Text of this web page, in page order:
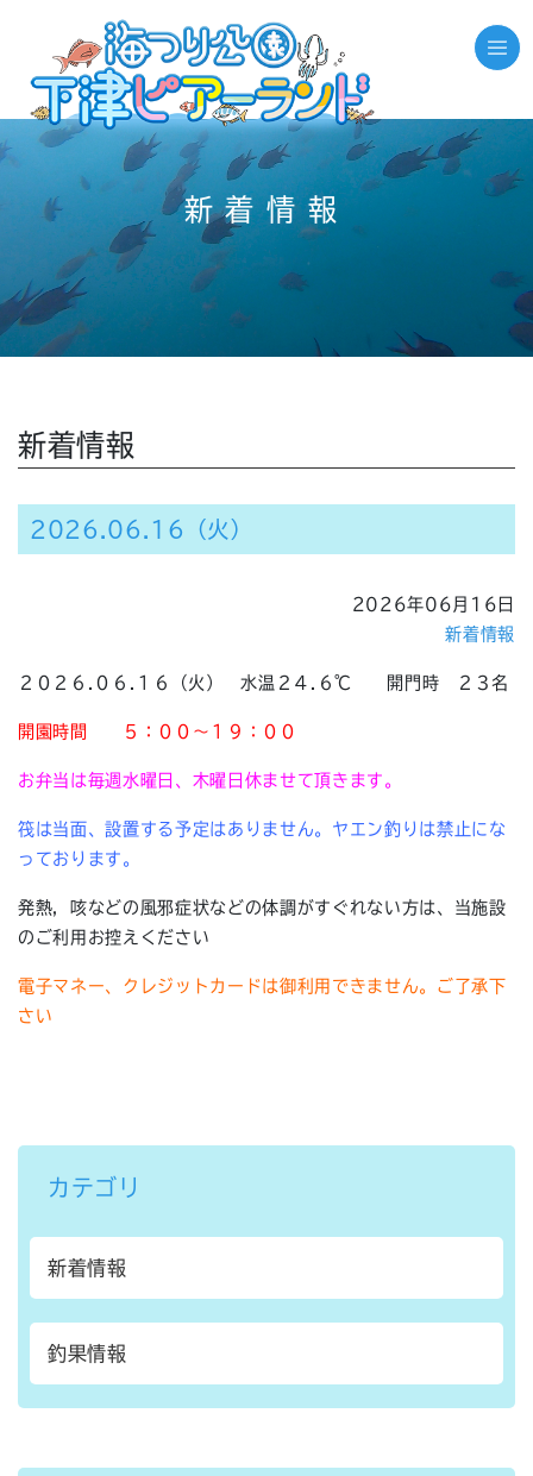
新着情報
新着情報
2026.06.16（火）
2026年06月16日
新着情報
２０２６.０６.１６（火） 水温２４.６℃ 開門時 ２３名
開園時間 ５：００～１９：００
お弁当は毎週水曜日、木曜日休ませて頂きます。
筏は当面、設置する予定はありません。ヤエン釣りは禁止にな
っております。
発熱，咳などの風邪症状などの体調がすぐれない方は、当施設
のご利用お控えください
電子マネー、クレジットカードは御利用できません。ご了承下
さい
カテゴリ
新着情報
釣果情報